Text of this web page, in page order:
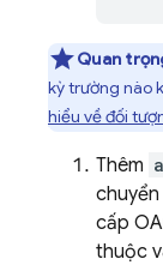
Quan
kỳ trường nào
hiểu về đối
Thêm
cấp
thuộc